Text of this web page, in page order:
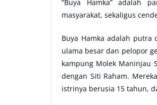
“Buya Hamka” adalah
masyarakat, sekaligus
Buya Hamka adalah putra
ulama besar dan pelopor
kampung Molek Maninjau
dengan Siti Raham.
istrinya berusia 15 tahun,